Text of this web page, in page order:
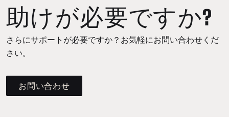
助けが必要ですか?
さらにサポートが必要ですか？お気軽にお問い合わせくだ
さい。
お問い合わせ